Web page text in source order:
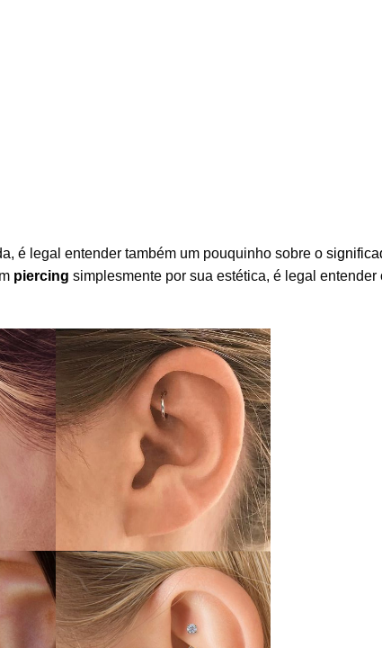
é legal entender também um pouquinho sobre o
piercing simplesmente por sua estética, é legal entender